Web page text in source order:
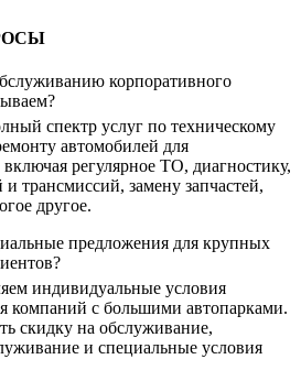
корпоративного
спектр услуг по техническому
автомобилей для
регулярное ТО, диагностику,
и трансмиссий, замену запчастей,
другое.
предложения для крупных
индивидуальные условия
компаний с большими автопарками.
скидку на обслуживание,
и специальные условия